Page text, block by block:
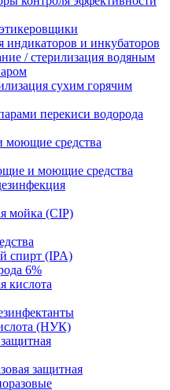
индикаторов и инкубаторов
/ стерилизация водяным
сухим горячим
перекиси водорода
средства
и моющие средства
мойка (CIP)
спирт (IPA)
6%
кислота
(НУК)
защитная